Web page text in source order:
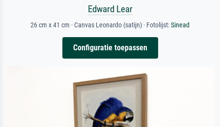
Zoek op kunstenaar, titel of stijl – bijv.
Monet, Sterrennacht, impressionisme,
Hokusai-golf, naakt.
weide, abstract met veel rood, donker
olieverfschilderij, staand naakt naast
Edward Lear
26 cm x 41 cm · Canvas Leonardo (satijn) · Fotolijst:Sinead
Configuratie toepassen